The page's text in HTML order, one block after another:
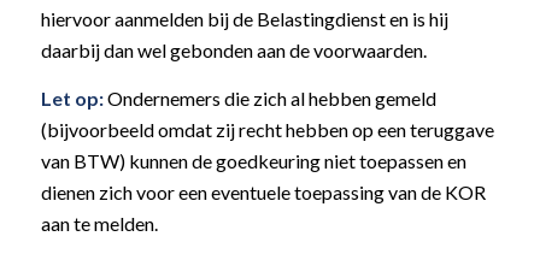
hiervoor aanmelden bij de Belastingdienst en is hij
daarbij dan wel gebonden aan de voorwaarden.
Let op:Ondernemers die zich al hebben gemeld
(bijvoorbeeld omdat zij recht hebben op een teruggave
van BTW) kunnen de goedkeuring niet toepassen en
dienen zich voor een eventuele toepassing van de KOR
aan te melden.